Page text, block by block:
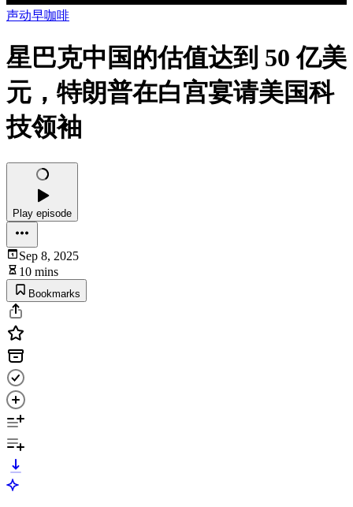
声动早咖啡
星巴克中国的估值达到 50 亿美
元，特朗普在白宫宴请美国科
技领袖
Play episode
Sep 8, 2025
10 mins
Bookmarks